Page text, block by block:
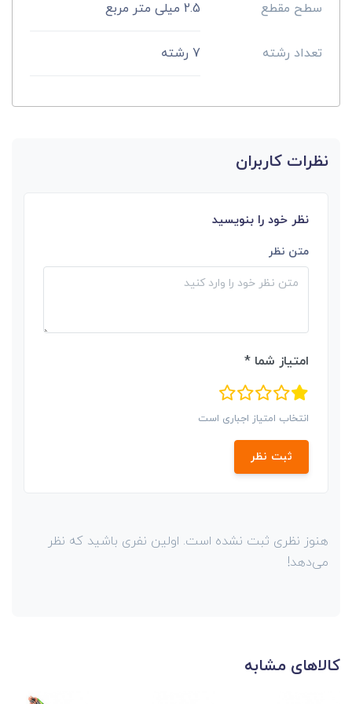
سطح مقطع 2.5 میلی متر مربع
تعداد رشته 7 رشته
نظرات کاربران
نظر خود را بنویسید
متن نظر
امتیاز شما *
انتخاب امتیاز اجباری است
ثبت نظر
هنوز نظری ثبت نشده است. اولین نفری باشید که نظر
می‌دهد!
کالاهای مشابه